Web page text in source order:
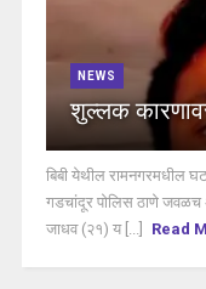
NEWS
शुल्लक
बिबी येथील रामनगरमधील
गडचांदूर पोलिस ठाणे जवळच
जाधव (२१) य [...]
Read